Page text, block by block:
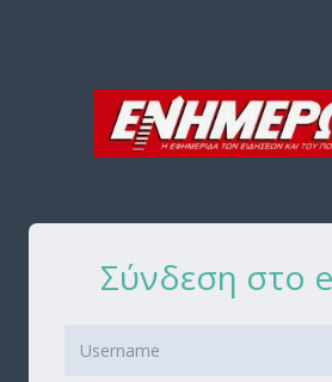
Σύνδεση στο